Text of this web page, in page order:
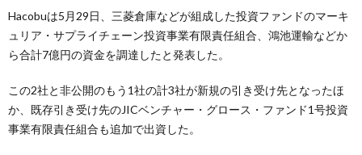
Hacobuは5月29日、三菱倉庫などが組成した投資ファンドのマーキ
ュリア・サプライチェーン投資事業有限責任組合、鴻池運輸などか
ら合計7億円の資金を調達したと発表した。
この2社と非公開のもう1社の計3社が新規の引き受け先となったほ
か、既存引き受け先のJICベンチャー・グロース・ファンド1号投資
事業有限責任組合も追加で出資した。